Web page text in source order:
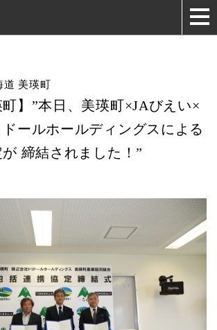
道 美瑛町
町】”本日、美瑛町×JAびえい×
ールホールディングスによる
締結されました！”